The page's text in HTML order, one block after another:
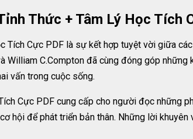
Thức + Tâm Lý Học Tích
Tích Cực PDF là sự kết hợp tuyệt vời giữa
William C.Compton đã cùng đóng góp
vấn trong cuộc sống.
Cực PDF cung cấp cho người đọc những
hội để phát triển bản thân. Những lời